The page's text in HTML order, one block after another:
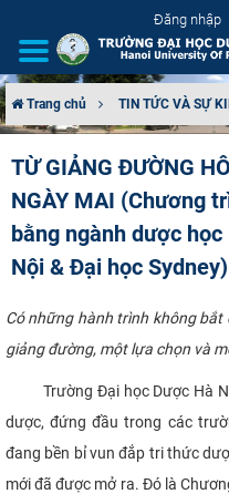
Đăng nhập
CƠ CẤU TỔ CHỨC
TUYỂN SINH
ĐÀO TẠO
ĐẢM BẢO CHẤT
KHOA HỌC CÔNG
HTQT
Trang chủ TIN TỨC VÀ SỰ
TỪ GIẢNG ĐƯỜNG
NGÀY MAI (Chương
bằng ngành dược
Nội & Đại học Sydney)
Có những hành trình không
giảng đường, một lựa chọn và
Trường Đại học Dược Hà
dược, đứng đầu trong các
đang bền bỉ vun đắp tri thức
mới đã được mở ra. Đó là